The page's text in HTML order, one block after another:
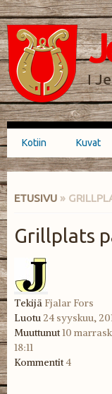
Hyppää
pääsisältöön
Skip to
navigation
I
HAKULOMAKE
Päävalikko
Kotiin Kuvat
ETUSIVU »
Grillplats
Tekijä Fjalar Fors
Luotu 24 syyskuu,
Muuttunut10
18:11
Kommentit4